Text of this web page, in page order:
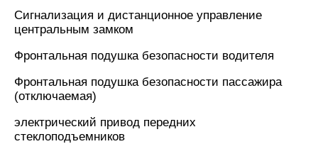
Сигнализация и дистанционное управление
центральным замком
Фронтальная подушка безопасности водителя
Фронтальная подушка безопасности пассажира
(отключаемая)
электрический привод передних
стеклоподъемников